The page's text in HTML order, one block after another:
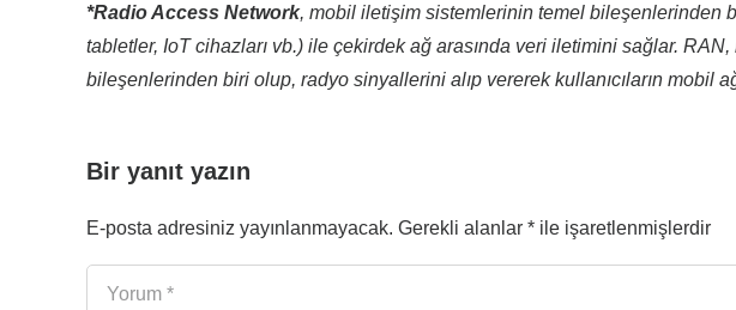
*Radio Access Network, mobil iletişim sistemlerinin temel bileşenlerinden
tabletler, IoT cihazları vb.) ile çekirdek ağ arasında veri iletimini sağlar.
bileşenlerinden biri olup, radyo sinyallerini alıp vererek kullanıcıların mobil
Bir yanıt yazın
E-posta adresiniz yayınlanmayacak. Gerekli alanlar * ile işaretlenmişlerdir